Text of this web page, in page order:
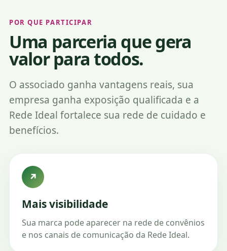
POR QUE PARTICIPAR
Uma parceria que gera
valor para todos.
O associado ganha vantagens reais, sua
empresa ganha exposição qualificada e a
Rede Ideal fortalece sua rede de cuidado e
benefícios.
↗
Mais visibilidade
Sua marca pode aparecer na rede de convênios
e nos canais de comunicação da Rede Ideal.